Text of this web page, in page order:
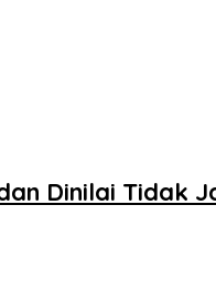
Dinilai Tidak